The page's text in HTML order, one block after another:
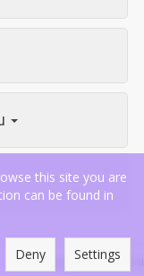
Powered bySOTESHOP AI
this site you are
can be found in
Settings
Deny